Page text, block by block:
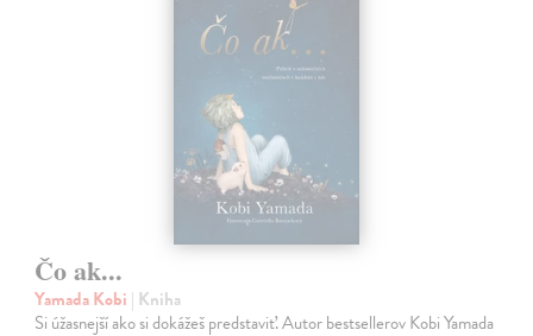
Čo ak...
Yamada Kobi | Kniha
Si úžasnejší ako si dokážeš predstaviť. Autor bestsellerov Kobi Yamada